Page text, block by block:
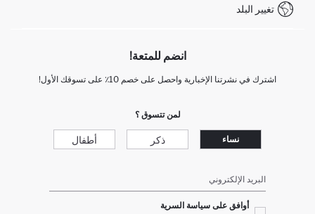
تغيير البلد
انضم للمتعة!
اشترك في نشرتنا الإخبارية واحصل على خصم 10٪ على تسوقك الأول!
لمن تتسوق ؟
نساء ذكر أطفال
البريد الإلكتروني
أوافق على سياسة السرية